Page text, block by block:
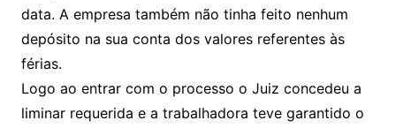
data. A empresa também não tinha feito nenhum
depósito na sua conta dos valores referentes às
férias.
Logo ao entrar com o processo o Juiz concedeu a
liminar requerida e a trabalhadora teve garantido o